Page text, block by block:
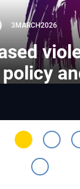
3MARCH2026